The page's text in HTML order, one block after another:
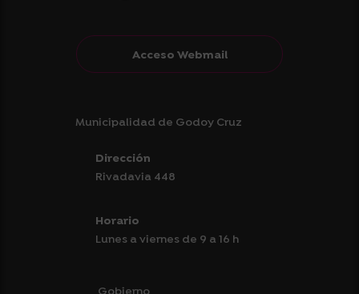
Acceso Webmail
Municipalidad de Godoy Cruz
Dirección
Rivadavia 448
Horario
Lunes a viernes de 9 a 16 h